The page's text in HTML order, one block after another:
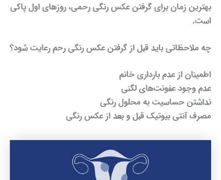
بهترین زمان برای گرفتن عکس رنگی رحمی، روزهای اول پاکی
است.
چه ملاحظاتی باید قبل از گرفتن عکس رنگی رحم رعایت شود؟
اطمینان از عدم بارداری خانم
عدم وجود عفونت‌های لگنی
نداشتن حساسیت به محلول رنگی
مصرف آنتی بیوتیک قبل و بعد از عکس رنگی